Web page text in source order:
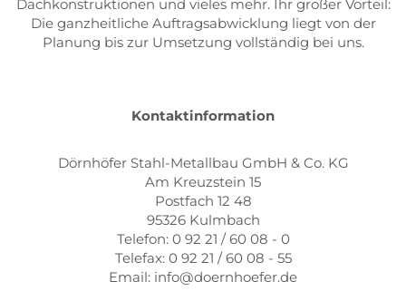
Dachkonstruktionen und vieles mehr. Ihr großer Vorteil:
Die ganzheitliche Auftragsabwicklung liegt von der
Planung bis zur Umsetzung vollständig bei uns.
Kontaktinformation
Dörnhöfer Stahl-Metallbau GmbH & Co. KG
Am Kreuzstein 15
Postfach 12 48
95326 Kulmbach
Telefon: 0 92 21 / 60 08 - 0
Telefax: 0 92 21 / 60 08 - 55
Email: info@doernhoefer.de